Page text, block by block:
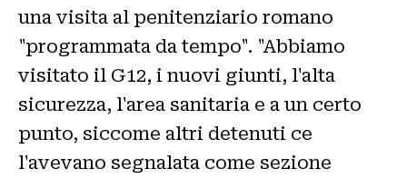
una visita al penitenziario romano
"programmata da tempo". "Abbiamo
visitato il G12, i nuovi giunti, l'alta
sicurezza, l'area sanitaria e a un certo
punto, siccome altri detenuti ce
l'avevano segnalata come sezione